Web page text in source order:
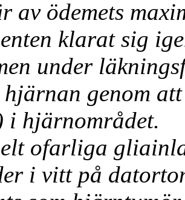
av ödemets
klarat sig
under
genom
i hjärnområdet.
ofarliga
i vitt på